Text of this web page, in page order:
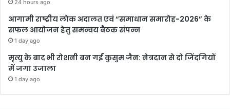
24 hours ago
आगामी राष्ट्रीय लोक अदालत एवं “समाधान समारोह-2026” के
सफल आयोजन हेतु समन्वय बैठक संपन्न
1 day ago
मृत्यु के बाद भी रोशनी बन गईं कुसुम जैन: नेत्रदान से दो जिंदगियों
में जगा उजाला
1 day ago